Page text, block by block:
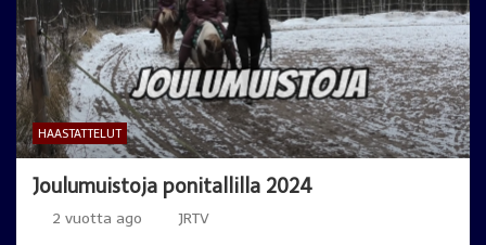
HAASTATTELUT
Joulumuistoja ponitallilla 2024
2 vuotta ago JRTV